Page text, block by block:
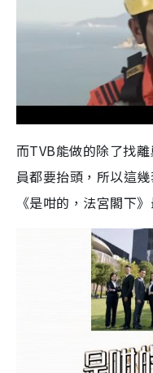
而TVB能做的除了找
員都要抬頭，所以這
《是咁的，法宮閣下